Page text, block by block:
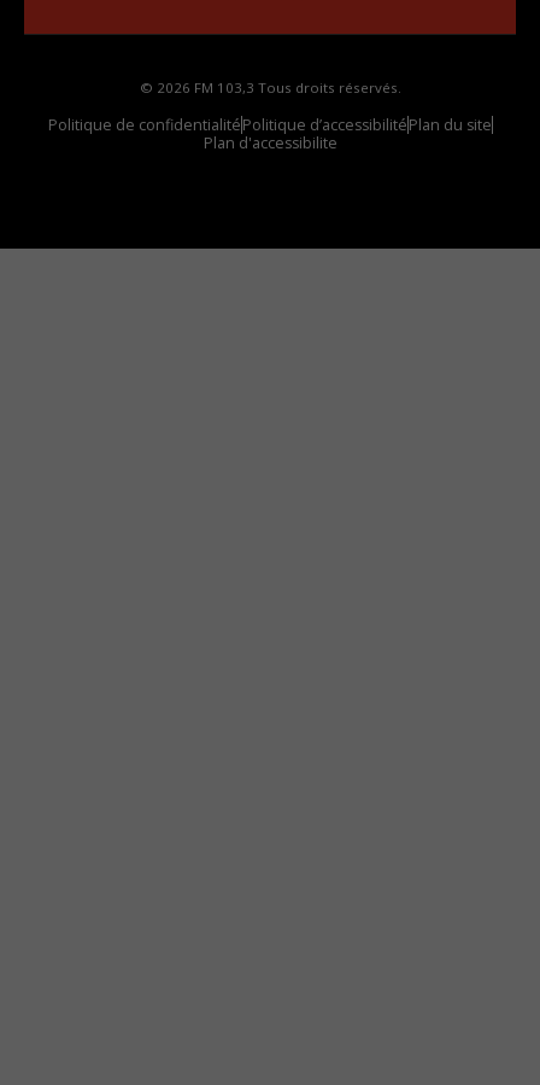
© 2026 FM 103,3 Tous droits réservés.
Politique de confidentialitéPolitique d’accessibilitéPlan du site
Plan d'accessibilite